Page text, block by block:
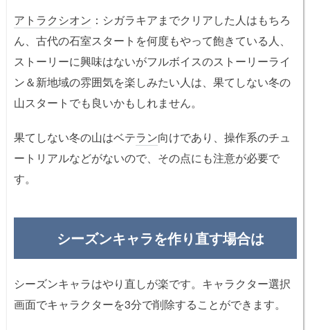
アトラクシオン ：シガラキアまでクリアした人はもちろ
ん、古代の石室スタートを何度もやって飽きている人、
ストーリーに興味はないがフルボイスのストーリーライ
ン＆新地域の雰囲気を楽しみたい人は、果てしない冬の
山スタートでも良いかもしれません。
果てしない冬の山はベテラン向けであり、操作系のチュ
ートリアルなどがないので、その点にも注意が必要で
す。
シーズンキャラを作り直す場合は
シーズンキャラはやり直しが楽です。キャラクター選択
画面でキャラクターを3分で削除することができます。